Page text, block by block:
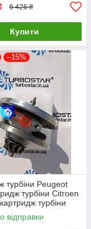
6 426 ₴
Купити
–15%
турбіни Peugeot
турбіни Citroen
турбіни
753420-0002
відправки